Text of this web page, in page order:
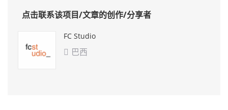
点击联系该项目/文章的创作/分享者
FC Studio
 巴西